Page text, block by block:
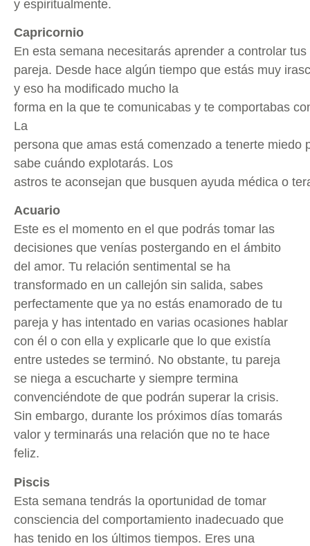
y espiritualmente.
Capricornio
En esta semana necesitarás aprender a controlar
pareja. Desde hace algún tiempo que estás muy
y eso ha modificado mucho la
forma en la que te comunicabas y te comportabas
La
persona que amas está comenzado a tenerte miedo
sabe cuándo explotarás. Los
astros te aconsejan que busquen ayuda médica o
Acuario
Este es el momento en el que podrás tomar las
decisiones que venías postergando en el ámbito
del amor. Tu relación sentimental se ha
transformado en un callejón sin salida, sabes
perfectamente que ya no estás enamorado de tu
pareja y has intentado en varias ocasiones hablar
con él o con ella y explicarle que lo que existía
entre ustedes se terminó. No obstante, tu pareja
se niega a escucharte y siempre termina
convenciéndote de que podrán superar la crisis.
Sin embargo, durante los próximos días tomarás
valor y terminarás una relación que no te hace
feliz.
Piscis
Esta semana tendrás la oportunidad de tomar
consciencia del comportamiento inadecuado que
has tenido en los últimos tiempos. Eres una